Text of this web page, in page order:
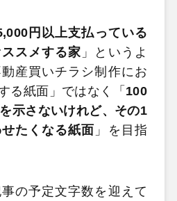
円以上支払っている
スメする家 」というよ
産買いチラシ制作にお
る紙面」ではなく「 100
示さないけれど、その1
たくなる紙面 」を目指
の予定文字数を迎えて